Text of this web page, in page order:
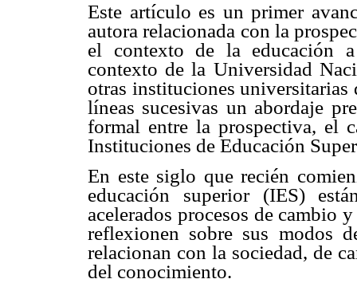
Este artículo es un primer
autora relacionada con la
el contexto de la educación
contexto de la Universidad
otras instituciones universitarias
líneas sucesivas un abordaje
formal entre la prospectiva, el
Instituciones de Educación
En este siglo que recién
educación superior (IES)
acelerados procesos de cambio
reflexionen sobre sus modos
relacionan con la sociedad, de
del conocimiento.